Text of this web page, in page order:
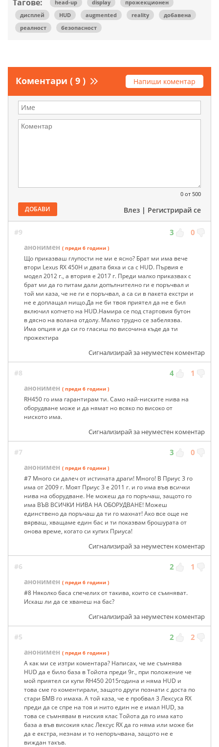
Тагове: head-up display
прожекционен
дисплей
HUD augmented reality
добавена
реалност
безопасност
Коментари ( 9 ) Напиши коментар
0 от 500
ДОБАВИ Влез | Регистрирай се
#9 3 0
анонимен ( преди 6 години )
Що приказваш глупости не ми е ясно? Брат ми има вече
втори Lexus RX 450H и двата бяха и са с HUD. Първия е
модел 2012 г., а втория е 2017 г. Преди малко приказвах с
брат ми да го питам дали допълнително ги е поръчвал и
той ми каза, че не ги е поръчвал, а са си в пакета екстри и
не е доплащал нищо.Да не би твоя приятел да не е бил
включил копчето на HUD.Намира се под стартовия бутон
в дясно на волана отдолу. Малко трудно се забелязва.
Има опция и да си го гласиш по височина къде да ти
прожектира
Сигнализирай за неуместен коментар
#8 4 1
анонимен ( преди 6 години )
RH450 го има гарантирам ти. Само най-ниските нива на
оборудване може и да нямат но всяко по високо от
ниското има.
Сигнализирай за неуместен коментар
#7 3 0
анонимен ( преди 6 години )
#7 Много си далеч от истината драги! Много! В Приус 3 го
има от 2009 г. Моят Приус 3 е 2011 г. и го има във всички
нива на оборудване. Не можеш да го поръчаш, защото го
има ВЪВ ВСИЧКИ НИВА НА ОБОРУДВАНЕ! Можеш
единствено да поръчаш да ти го махнат! Ако все още не
вярваш, хващаме един бас и ти показвам брошурата от
онова време, когато си купих Приуса!
Сигнализирай за неуместен коментар
#6 2 1
анонимен ( преди 6 години )
#8 Няколко баса спечелих от такива, които се съмняват.
Искаш ли да се хванеш на бас?
Сигнализирай за неуместен коментар
#5 2 2
анонимен ( преди 6 години )
А как ми се изтри коментара? Написах, че ме съмнява
HUD да е било база в Тойота преди 9г., при положение че
мой приятел си купи RH450 2015година и няма HUD и
това сме го коментирали, защото други познати с доста по
стари БМВ го имаха. А той каза, че е пробвал 3 Лексуса RX
преди да се спре на тоя и нито един не е имал HUD, за
това се съмнявам в ниския клас Тойота да го има като
база а във високия клас Лексус RX да го няма или може би
да е екстра, незнам и то непоръчвана, защото не е
виждан такъв.